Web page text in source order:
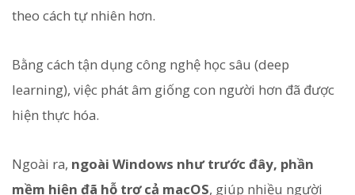
theo cách tự nhiên hơn.
Bằng cách tận dụng công nghệ học sâu (deep
learning), việc phát âm giống con người hơn đã được
hiện thực hóa.
Ngoài ra, ngoài Windows như trước đây, phần
mềm hiện đã hỗ trợ cả macOS, giúp nhiều người